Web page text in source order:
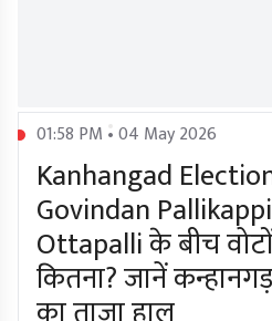
01:58 PM • 04 May 2026
Kanhangad
Govindan
Ottapalli के बीच
कितना? जानें